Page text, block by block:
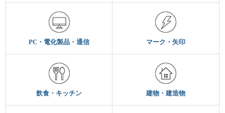
PC・電化製品・通信 マーク・矢印
飲食・キッチン 建物・建造物